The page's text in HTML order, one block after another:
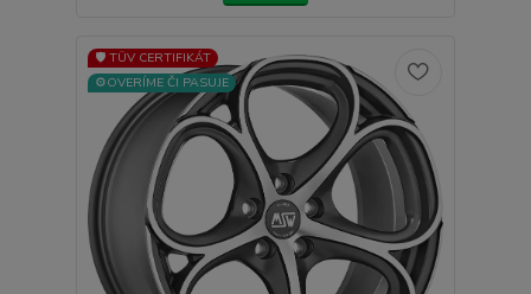
🛡️ TÜV CERTIFIKÁT
⚙️OVERÍME ČI PASUJE